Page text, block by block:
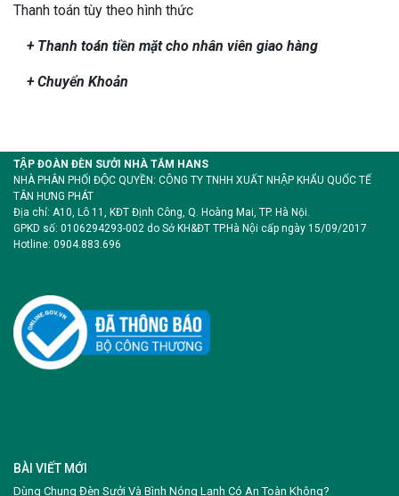
Thanh toán tùy theo hình thức
+ Thanh toán tiền mặt cho nhân viên giao hàng
+ Chuyển Khoản
TẬP ĐOÀN ĐÈN SƯỞI NHÀ TẮM HANS
NHÀ PHÂN PHỐI ĐỘC QUYỀN: CÔNG TY TNHH XUẤT NHẬP KHẨU QUỐC TẾ
TÂN HƯNG PHÁT
Địa chỉ: A10, Lô 11, KĐT Định Công, Q. Hoàng Mai, TP. Hà Nội.
GPKD số: 0106294293-002 do Sở KH&ĐT TP.Hà Nội cấp ngày 15/09/2017
Hotline: 0904.883.696
BÀI VIẾT MỚI
Dùng Chung Đèn Sưởi Và Bình Nóng Lạnh Có An Toàn Không?